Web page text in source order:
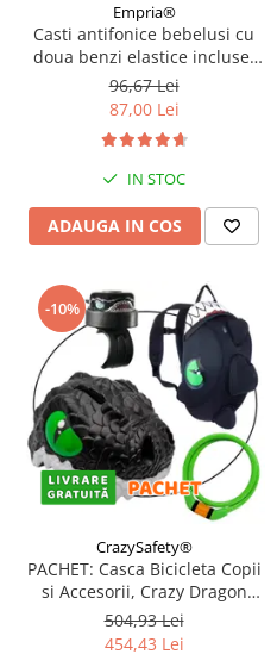
Empria®
Casti antifonice bebelusi cu
doua benzi elastice incluse,
roz si albastru, Empria
96,67 Lei
87,00 Lei
IN STOC
ADAUGA IN COS
-10%
CrazySafety®
PACHET: Casca Bicicleta Copii
si Accesorii, Crazy Dragon
Negru
504,93 Lei
454,43 Lei